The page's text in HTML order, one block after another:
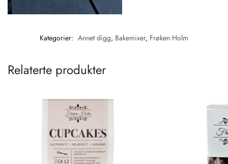
Kategorier: Annet digg, Bakemixer, Frøken Holm
Relaterte produkter